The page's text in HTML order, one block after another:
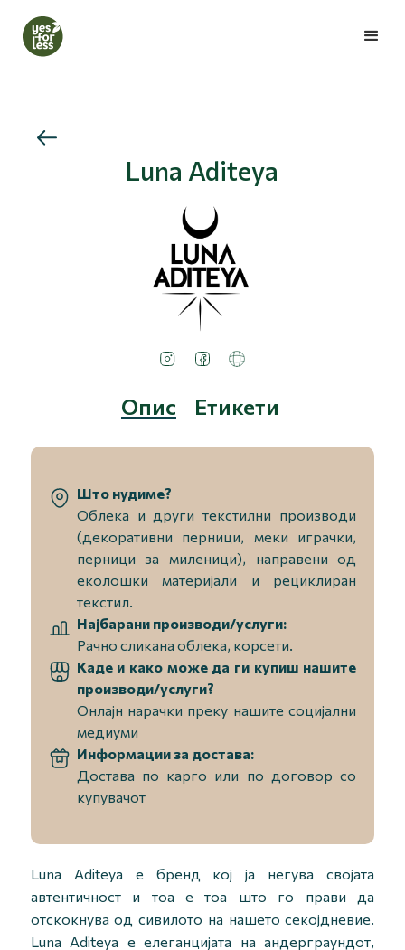
Luna Aditeya
Опис Етикети
Што нудиме?
Облека и други текстилни производи
(декоративни перници, меки играчки,
перници за миленици), направени од
еколошки материјали и рециклиран
текстил.
Најбарани производи/услуги:
Рачно сликана облека, корсети.
Каде и како може да ги купиш нашите
производи/услуги?
Онлајн нарачки преку нашите социјални
медиуми
Информации за достава:
Достава по карго или по договор со
купувачот
Luna Aditeya e бренд кој ја негува својата
автентичност и тоа е тоа што го прави да
отскокнува од сивилото на нашето секојдневие.
Luna Aditeya е елеганцијата на андерграундот,